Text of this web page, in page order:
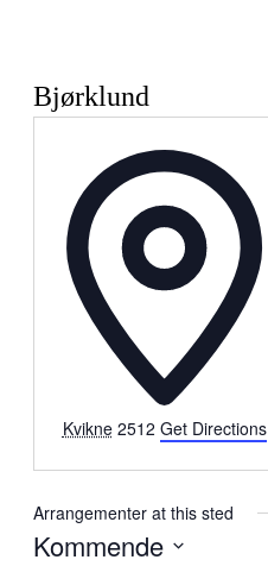
Bjørklund
Kvikne 2512 Get Directions
Arrangementer at this sted
Kommende